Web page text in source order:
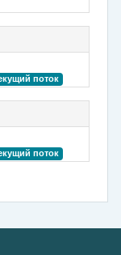
поток
поток